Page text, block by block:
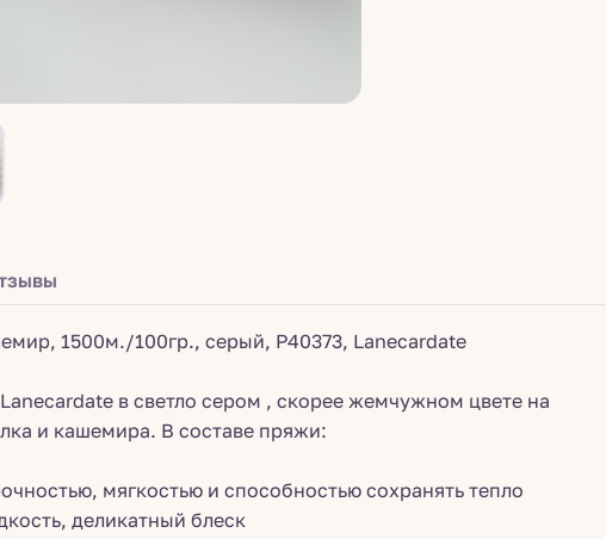
1500м./100гр., серый, P40373, Lanecardate
в светло сером , скорее жемчужном цвете на
и кашемира. В составе пряжи:
мягкостью и способностью сохранять тепло
деликатный блеск